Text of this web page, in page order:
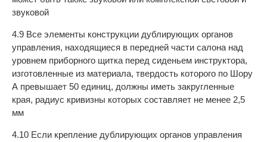
звуковой
4.9 Все элементы конструкции дублирующих органов
управления, находящиеся в передней части салона над
уровнем приборного щитка перед сиденьем инструктора,
изготовленные из материала, твердость которого по Шору
А превышает 50 единиц, должны иметь закругленные
края, радиус кривизны которых составляет не менее 2,5
мм
4.10 Если крепление дублирующих органов управления